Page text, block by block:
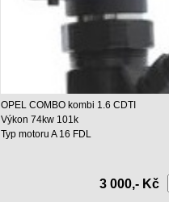
OPEL COMBO kombi 1.6 CDTI
Výkon 74kw 101k
Typ motoru A 16 FDL
3 000,- Kč